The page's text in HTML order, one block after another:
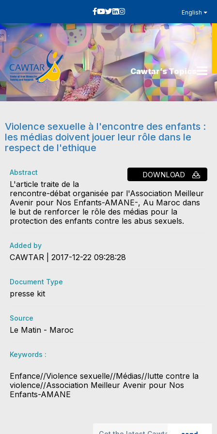
English
Cawtar’s Topics
Violence sexuelle à l'encontre des enfants :
les médias doivent jouer leur rôle dans le
respect de l'ethique
DOWNLOAD
Abstract
L'article traite de la
rencontre-débat organisée par l'Association Meilleur
Avenir pour Nos Enfants-AMANE-, Au Maroc dans
le but de renforcer le rôle des médias pour la
protection des enfants contre les abus sexuels.
Added by
CAWTAR | 2017-12-22 09:28:28
Document Type
presse kit
Source
Le Matin - Maroc
Keywords :
Enfance//Violence sexuelle//Médias//lutte contre la
violence//Association Meilleur Avenir pour Nos
Enfants-AMANE